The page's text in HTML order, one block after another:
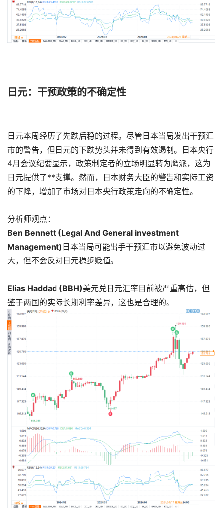
日元：干预政策的不确定性
日元本周经历了先跌后稳的过程。尽管日本当局发出干预汇
市的警告，但日元的下跌势头并未得到有效遏制。日本央行
4月会议纪要显示，政策制定者的立场明显转为鹰派，这为
日元提供了**支撑。然而，日本财务大臣的警告和实际工资
的下降，增加了市场对日本央行政策走向的不确定性。
分析师观点：
Ben Bennett (Legal And General investment
Management) 日本当局可能出手干预汇市以避免波动过
大，但不会反对日元稳步贬值。
Elias Haddad (BBH)美元兑日元汇率目前被严重高估，但
鉴于两国的实际长期利率差异，这也是合理的。